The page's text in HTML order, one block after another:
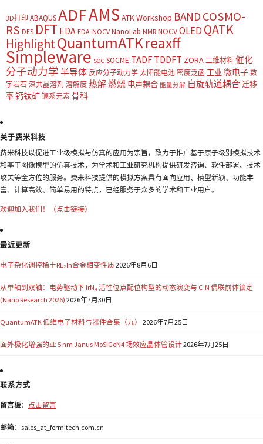
3D打印 ABAQUSADFAMS ATK Workshop BAND COSMO-
RS DES DFT EDA EDA-NOCV NanoLab NMR NOCVOLED QATK
HighlightQuantumATKreaxff
Simpleware SOC SOCME TADF TDDFT ZORA 二维材料 催化
分子动力学 半导体 反应分子动力学 太阳能电池 密度泛函 工业 微电子 数
字岩石 深共晶溶剂 溶解度 热解燃烧 电声耦合 能量分解 自旋轨道耦合迁移
率钙钛矿 镧系元素 骨科
关于费米科技
费米科技以促进工业级模拟与仿真的应用为宗旨，致力于推广基于原子级别模拟技术
和基于图像模型的仿真技术，为学术和工业研究机构提供研发咨询、软件部署、技术
攻关等全方位的服务。费米科技提供的模拟方案具有面向应用、模型新颖、功能丰
富、计算高效、简单易用的特点，已经服务于众多的学术和工业用户。
欢迎加入我们！（点击链接）
最近更新
电子杂化调控稀土RE₂In合金相变性质2026年8月6日
从单轴到双轴：电势驱动下 IrN₄ 活性位点配位构型的动态演变与 C-N 偶联前体锁定
(Nano Research 2026) 2026年7月30日
QuantumATK 低维电子材料与器件合集（九） 2026年7月25日
面外极化增强的亚 5 nm Janus MoSiGeN4 场效应晶体管设计2026年7月25日
联系方式
留言板： 点击留言
邮箱：sales_at_fermitech.com.cn